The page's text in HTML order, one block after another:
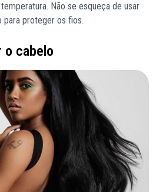
Não se esqueça de usar
proteger os fios.
o cabelo